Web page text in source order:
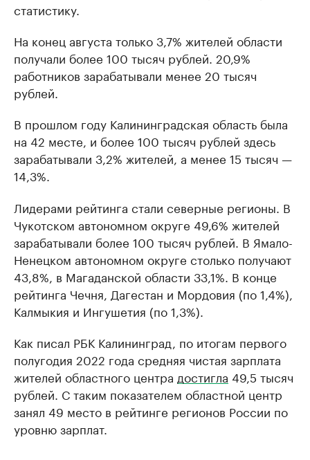
статистику.
На конец августа только 3,7% жителей области
получали более 100 тысяч рублей. 20,9%
работников зарабатывали менее 20 тысяч
рублей.
В прошлом году Калининградская область была
на 42 месте, и более 100 тысяч рублей здесь
зарабатывали 3,2% жителей, а менее 15 тысяч —
14,3%.
Лидерами рейтинга стали северные регионы. В
Чукотском автономном округе 49,6% жителей
зарабатывали более 100 тысяч рублей. В Ямало-
Ненецком автономном округе столько получают
43,8%, в Магаданской области 33,1%. В конце
рейтинга Чечня, Дагестан и Мордовия (по 1,4%),
Калмыкия и Ингушетия (по 1,3%).
Как писал РБК Калининград, по итогам первого
полугодия 2022 года средняя чистая зарплата
жителей областного центра достигла 49,5 тысяч
рублей. С таким показателем областной центр
занял 49 место в рейтинге регионов России по
уровню зарплат.